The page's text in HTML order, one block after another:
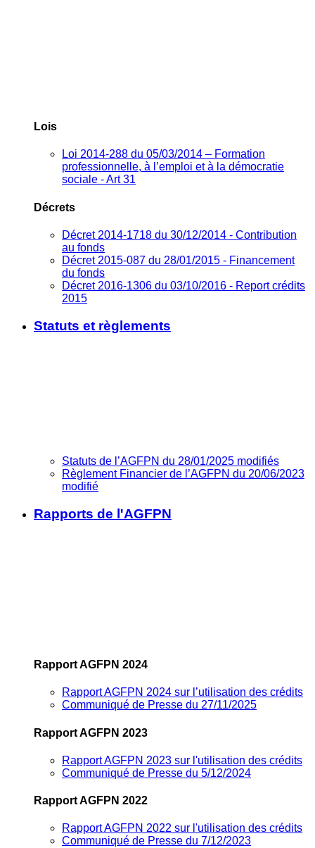
Lois
Loi 2014-288 du 05/03/2014 – Formation
professionnelle, à l’emploi et à la démocratie
sociale - Art 31
Décrets
Décret 2014-1718 du 30/12/2014 - Contribution
au fonds
Décret 2015-087 du 28/01/2015 - Financement
du fonds
Décret 2016-1306 du 03/10/2016 - Report crédits
2015
Statuts et règlements
Statuts de l’AGFPN du 28/01/2025 modifiés
Règlement Financier de l’AGFPN du 20/06/2023
modifié
Rapports de l'AGFPN
Rapport AGFPN 2024
Rapport AGFPN 2024 sur l’utilisation des crédits
Communiqué de Presse du 27/11/2025
Rapport AGFPN 2023
Rapport AGFPN 2023 sur l'utilisation des crédits
Communiqué de Presse du 5/12/2024
Rapport AGFPN 2022
Rapport AGFPN 2022 sur l'utilisation des crédits
Communiqué de Presse du 7/12/2023